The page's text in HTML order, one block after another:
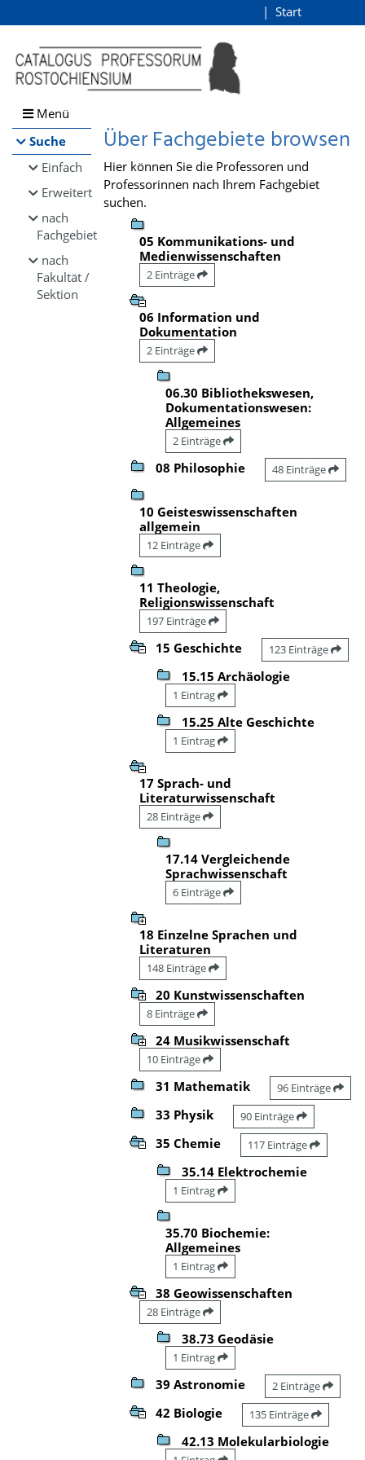
Browsen
direkt zum Inhalt
Start
Menü
Suche
Einfach
Erweitert
nach
Fachgebiet
nach
Fakultät /
Sektion
Über Fachgebiete browsen
Hier können Sie die Professoren und
Professorinnen nach Ihrem Fachgebiet
suchen.
05 Kommunikations- und
Medienwissenschaften
2 Einträge
06 Information und
Dokumentation
2 Einträge
06.30 Bibliothekswesen,
Dokumentationswesen:
Allgemeines
2 Einträge
08 Philosophie 48 Einträge
10 Geisteswissenschaften
allgemein
12 Einträge
11 Theologie,
Religionswissenschaft
197 Einträge
15 Geschichte 123 Einträge
15.15 Archäologie
1 Eintrag
15.25 Alte Geschichte
1 Eintrag
17 Sprach- und
Literaturwissenschaft
28 Einträge
17.14 Vergleichende
Sprachwissenschaft
6 Einträge
18 Einzelne Sprachen und
Literaturen
148 Einträge
20 Kunstwissenschaften
8 Einträge
24 Musikwissenschaft
10 Einträge
31 Mathematik 96 Einträge
33 Physik 90 Einträge
35 Chemie 117 Einträge
35.14 Elektrochemie
1 Eintrag
35.70 Biochemie:
Allgemeines
1 Eintrag
38 Geowissenschaften
28 Einträge
38.73 Geodäsie
1 Eintrag
39 Astronomie 2 Einträge
42 Biologie 135 Einträge
42.13 Molekularbiologie